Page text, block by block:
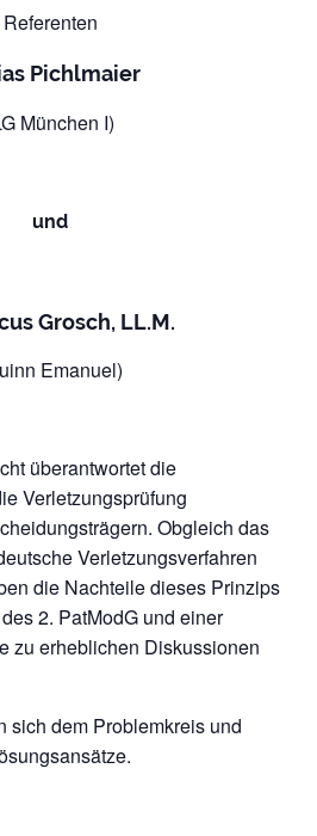
Referenten
Pichlmaier
München I)
und
Grosch, LL.M.
Emanuel)
überantwortet die
Verletzungsprüfung
Obgleich das
Verletzungsverfahren
die Nachteile dieses Prinzips
2. PatModG und einer
zu erheblichen Diskussionen
sich dem Problemkreis und